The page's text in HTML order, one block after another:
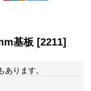
基板 [2211]
ります。